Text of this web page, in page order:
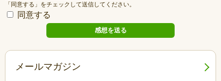
「同意する」をチェックして送信してください。
同意する
メールマガジン